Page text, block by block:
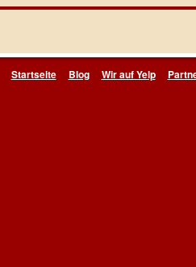
Startseite Blog Wir auf Yelp